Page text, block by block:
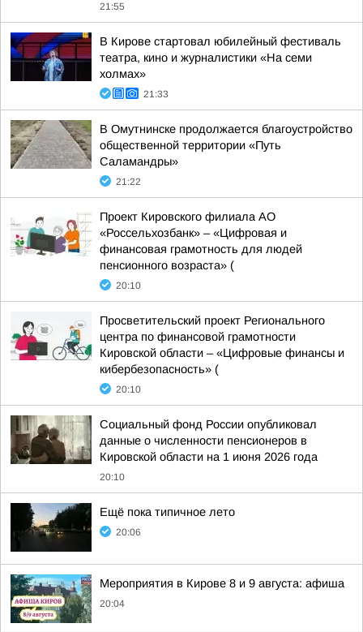
21:55
В Кирове стартовал юбилейный фестиваль
театра, кино и журналистики «На семи
холмах»
21:33
В Омутнинске продолжается благоустройство
общественной территории «Путь
Саламандры»
21:22
Проект Кировского филиала АО
«Россельхозбанк» – «Цифровая и
финансовая грамотность для людей
пенсионного возраста» (
20:10
Просветительский проект Регионального
центра по финансовой грамотности
Кировской области – «Цифровые финансы и
кибербезопасность» (
20:10
Социальный фонд России опубликовал
данные о численности пенсионеров в
Кировской области на 1 июня 2026 года
20:10
Ещё пока типичное лето
20:06
Мероприятия в Кирове 8 и 9 августа: афиша
20:04